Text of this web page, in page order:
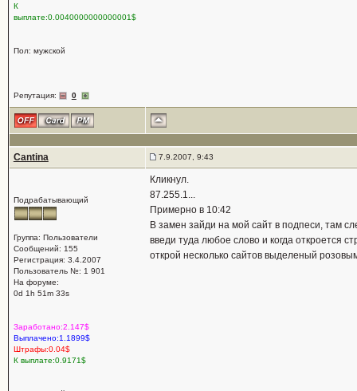
К
выплате:0.0040000000000001$
Пол: мужской
Репутация: 0
Cantina 7.9.2007, 9:43
Подрабатывающий
Группа: Пользователи
Сообщений: 155
Регистрация: 3.4.2007
Пользователь №: 1 901
На форуме:
0d 1h 51m 33s
Заработано:2.147$
Выплачено:1.1899$
Штрафы:0.04$
К выплате:0.9171$
Кликнул.
87.255.1...
Примерно в 10:42
В замен зайди на мой сайт в подпеси, там
введи туда любое слово и когда откроется
открой несколько сайтов выделеный